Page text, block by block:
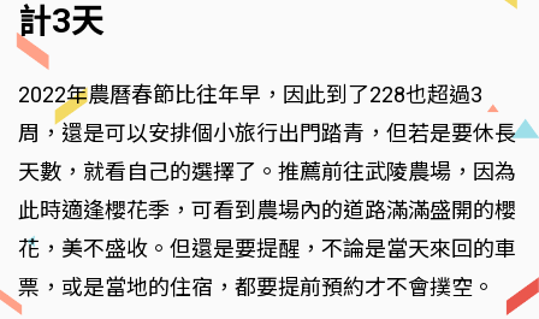
計3天
2022年農曆春節比往年早，因此到了228也超過3
周，還是可以安排個小旅行出門踏青，但若是要休長
天數，就看自己的選擇了。推薦前往武陵農場，因為
此時適逢櫻花季，可看到農場內的道路滿滿盛開的櫻
花，美不盛收。但還是要提醒，不論是當天來回的車
票，或是當地的住宿，都要提前預約才不會撲空。